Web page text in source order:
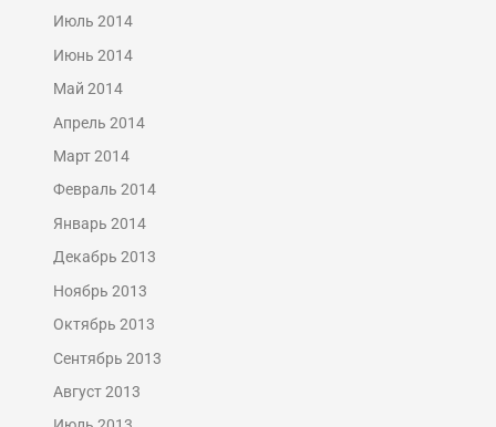
Июль 2014
Июнь 2014
Май 2014
Апрель 2014
Март 2014
Февраль 2014
Январь 2014
Декабрь 2013
Ноябрь 2013
Октябрь 2013
Сентябрь 2013
Август 2013